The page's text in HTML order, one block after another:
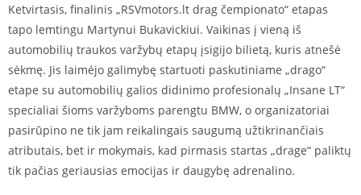
Ketvirtasis, finalinis „RSVmotors.lt drag čempionato“ etapas
tapo lemtingu Martynui Bukavickiui. Vaikinas į vieną iš
automobilių traukos varžybų etapų įsigijo bilietą, kuris atnešė
sėkmę. Jis laimėjo galimybę startuoti paskutiniame „drago“
etape su automobilių galios didinimo profesionalų „Insane LT“
specialiai šioms varžyboms parengtu BMW, o organizatoriai
pasirūpino ne tik jam reikalingais saugumą užtikrinančiais
atributais, bet ir mokymais, kad pirmasis startas „drage“ paliktų
tik pačias geriausias emocijas ir daugybę adrenalino.